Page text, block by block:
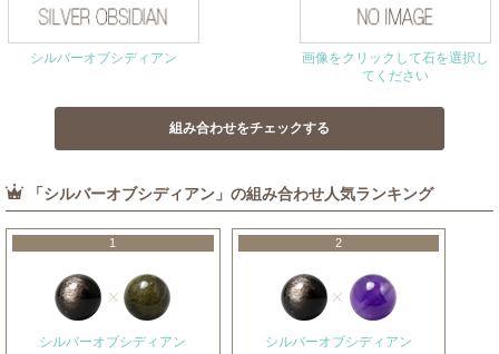
シルバーオブシディアン
画像をクリックして石を選択し
てください
「シルバーオブシディアン」の組み合わせ人気ランキング
1
シルバーオブシディアン
2
シルバーオブシディアン